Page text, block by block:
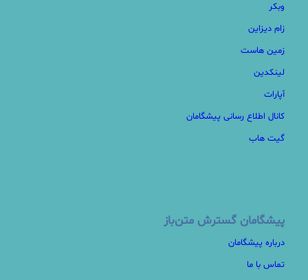
وبکر
زام دیزاین
زمین هاست
لینکدین
آپارات
کانال اطلاع رسانی پیشگامان
گیت هاب
پیشگامان گسترش متن‌باز
درباره پیشگامان
تماس با ما